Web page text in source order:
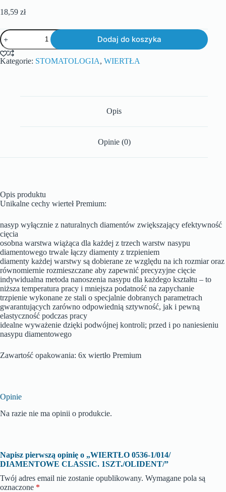
18,59 zł
Dodaj do koszyka
Kategorie: STOMATOLOGIA, WIERTŁA
Opis
Opinie (0)
Opis produktu
Unikalne cechy wierteł Premium:
nasyp wyłącznie z naturalnych diamentów zwiększający efektywność
cięcia
osobna warstwa wiążąca dla każdej z trzech warstw nasypu
diamentowego trwale łączy diamenty z trzpieniem
diamenty każdej warstwy są dobierane ze względu na ich rozmiar oraz
równomiernie rozmieszczane aby zapewnić precyzyjne cięcie
indywidualna metoda nanoszenia nasypu dla każdego kształtu – to
niższa temperatura pracy i mniejsza podatność na zapychanie
trzpienie wykonane ze stali o specjalnie dobranych parametrach
gwarantujących zarówno odpowiednią sztywność, jak i pewną
elastyczność podczas pracy
idealne wyważenie dzięki podwójnej kontroli; przed i po naniesieniu
nasypu diamentowego
Zawartość opakowania: 6x wiertło Premium
Opinie
Na razie nie ma opinii o produkcie.
Napisz pierwszą opinię o „WIERTŁO 0536-1/014/
DIAMENTOWE CLASSIC. 1SZT./OLIDENT/”
Twój adres email nie zostanie opublikowany. Wymagane pola są
oznaczone *